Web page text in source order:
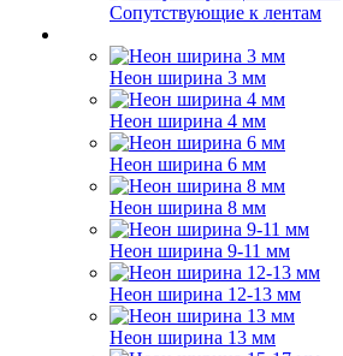
Сопутствующие к лентам
Неон ширина 3 мм
Неон ширина 4 мм
Неон ширина 6 мм
Неон ширина 8 мм
Неон ширина 9-11 мм
Неон ширина 12-13 мм
Неон ширина 13 мм